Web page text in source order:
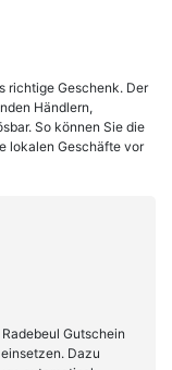
richtige Geschenk. Der
Händlern,
So können Sie die
lokalen Geschäfte vor
Gutschein
Dazu